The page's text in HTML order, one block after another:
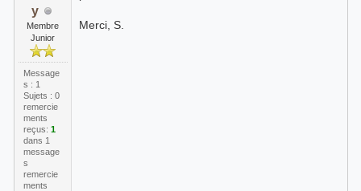
y
Membre
Junior
Message
s : 1
Sujets : 0
remercie
ments
reçus: 1
dans 1
message
s
remercie
ments
Merci, S.